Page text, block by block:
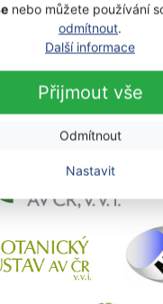
nebo můžete používání
odmítnout.
Další informace
Přijmout vše
Odmítnout
Nastavit
Výzkumné